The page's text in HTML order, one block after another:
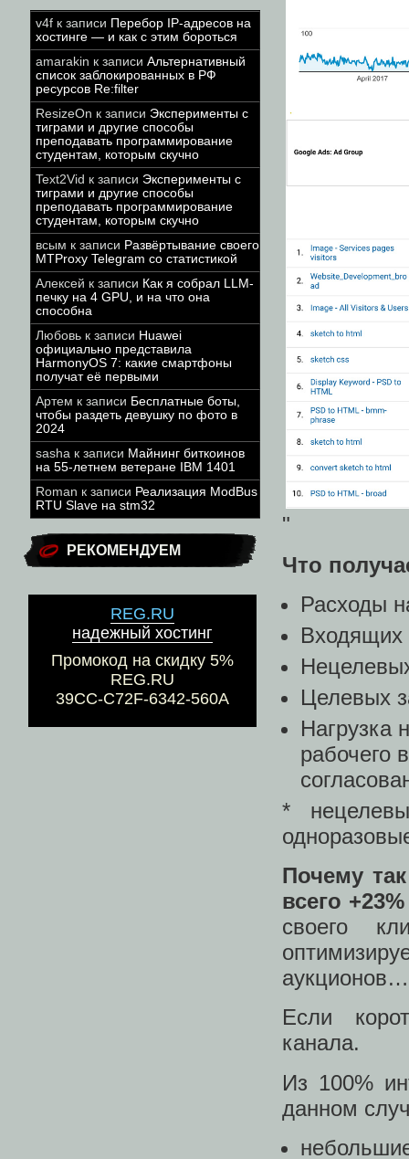
v4f к записи Перебор IP-адресов на
хостинге — и как с этим бороться
amarakin к записи Альтернативный
список заблокированных в РФ
ресурсов Re:filter
ResizeOn к записи Эксперименты с
тиграми и другие способы
преподавать программирование
студентам, которым скучно
Text2Vid к записи Эксперименты с
тиграми и другие способы
преподавать программирование
студентам, которым скучно
всым к записи Развёртывание своего
MTProxy Telegram со статистикой
Алексей к записи Как я собрал LLM-
печку на 4 GPU, и на что она
способна
Любовь к записи Huawei
официально представила
HarmonyOS 7: какие смартфоны
получат её первыми
Артем к записи Бесплатные боты,
чтобы раздеть девушку по фото в
2024
sasha к записи Майнинг биткоинов
на 55-летнем ветеране IBM 1401
Roman к записи Реализация ModBus
RTU Slave на stm32
РЕКОМЕНДУЕМ
REG.RU
надежный хостинг
Промокод на скидку 5%
REG.RU
39CC-C72F-6342-560A
"
Что
Расходы
Входящих
Целевых
Нагрузка
рабочего
*
Почему
всего
своего
аукционов…
Если
канала.
Из 100%
данном